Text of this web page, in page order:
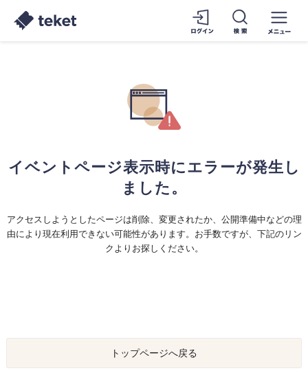
イベントページ表示時にエラーが発生し
ました。
アクセスしようとしたページは削除、変更されたか、公開準備中などの理
由により現在利用できない可能性があります。お手数ですが、下記のリン
クよりお探しください。
トップページへ戻る